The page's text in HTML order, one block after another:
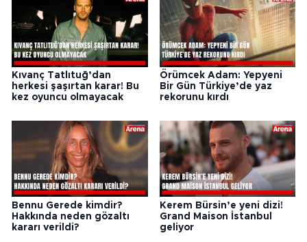
Kıvanç Tatlıtuğ’dan
herkesi şaşırtan karar! Bu
kez oyuncu olmayacak
Örümcek Adam: Yepyeni
Bir Gün Türkiye’de yaz
rekorunu kırdı
Bennu Gerede kimdir?
Hakkında neden gözaltı
kararı verildi?
Kerem Bürsin’e yeni dizi!
Grand Maison İstanbul
geliyor